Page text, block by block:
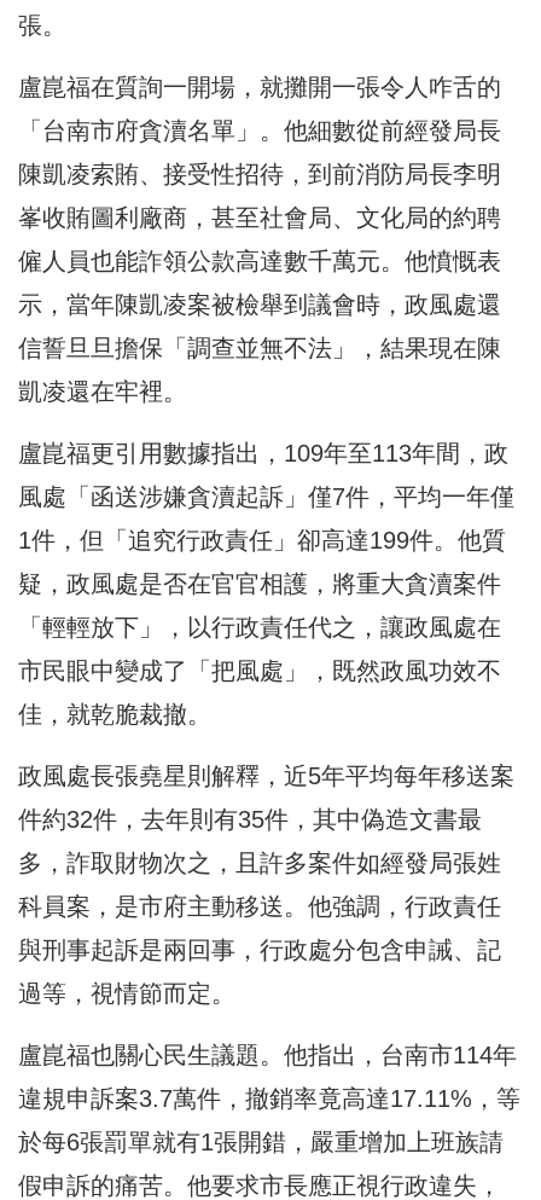
張。
盧崑福在質詢一開場，就攤開一張令人咋舌的
「台南市府貪瀆名單」。他細數從前經發局長
陳凱凌索賄、接受性招待，到前消防局長李明
峯收賄圖利廠商，甚至社會局、文化局的約聘
僱人員也能詐領公款高達數千萬元。他憤慨表
示，當年陳凱凌案被檢舉到議會時，政風處還
信誓旦旦擔保「調查並無不法」，結果現在陳
凱凌還在牢裡。
盧崑福更引用數據指出，109年至113年間，政
風處「函送涉嫌貪瀆起訴」僅7件，平均一年僅
1件，但「追究行政責任」卻高達199件。他質
疑，政風處是否在官官相護，將重大貪瀆案件
「輕輕放下」，以行政責任代之，讓政風處在
市民眼中變成了「把風處」，既然政風功效不
佳，就乾脆裁撤。
政風處長張堯星則解釋，近5年平均每年移送案
件約32件，去年則有35件，其中偽造文書最
多，詐取財物次之，且許多案件如經發局張姓
科員案，是市府主動移送。他強調，行政責任
與刑事起訴是兩回事，行政處分包含申誡、記
過等，視情節而定。
盧崑福也關心民生議題。他指出，台南市114年
違規申訴案3.7萬件，撤銷率竟高達17.11%，等
於每6張罰單就有1張開錯，嚴重增加上班族請
假申訴的痛苦。他要求市長應正視行政違失，